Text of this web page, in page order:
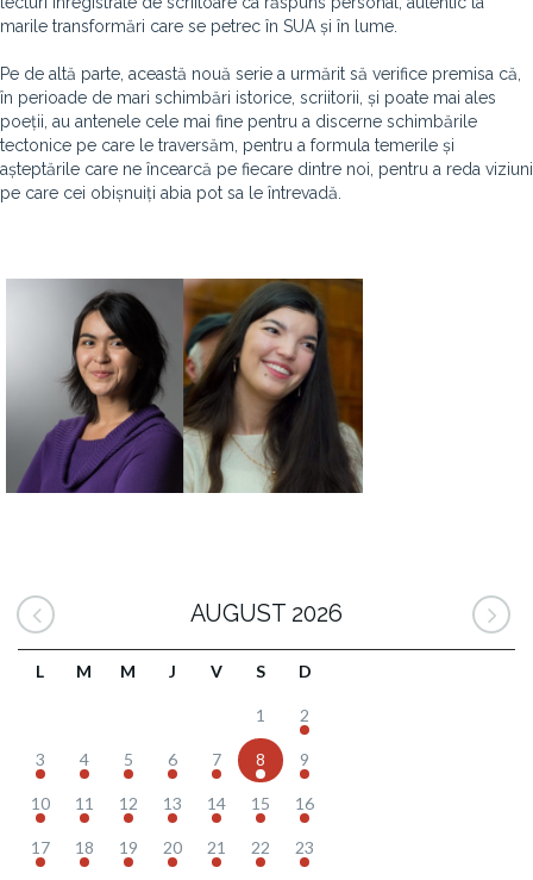
marile transformări care se petrec în SUA și în lume.
Pe de altă parte, această nouă serie a urmărit să verifice premisa că,
în perioade de mari schimbări istorice, scriitorii, și poate mai ales
poeții, au antenele cele mai fine pentru a discerne schimbările
tectonice pe care le traversăm, pentru a formula temerile și
așteptările care ne încearcă pe fiecare dintre noi, pentru a reda viziuni
pe care cei obișnuiți abia pot sa le întrevadă.
AUGUST 2026
L M M J V S D
1 2
3 4 5 6 7 8 9
10 11 12 13 14 15 16
17 18 19 20 21 22 23